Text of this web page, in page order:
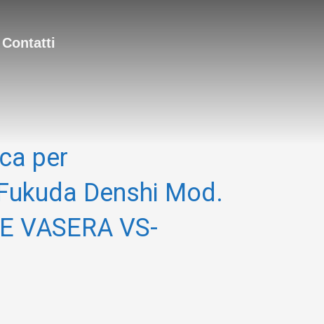
Contatti
per
Denshi Mod.
VASERA VS-